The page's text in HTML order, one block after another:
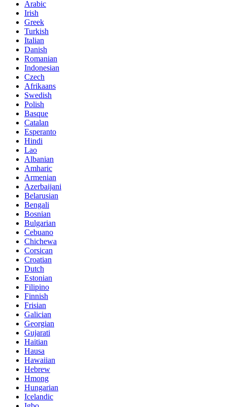
Arabic
Irish
Greek
Turkish
Italian
Danish
Romanian
Indonesian
Czech
Afrikaans
Swedish
Polish
Basque
Catalan
Esperanto
Hindi
Lao
Albanian
Amharic
Armenian
Azerbaijani
Belarusian
Bengali
Bosnian
Bulgarian
Cebuano
Chichewa
Corsican
Croatian
Dutch
Estonian
Filipino
Finnish
Frisian
Galician
Georgian
Gujarati
Haitian
Hausa
Hawaiian
Hebrew
Hmong
Hungarian
Icelandic